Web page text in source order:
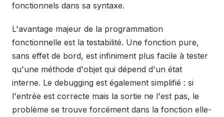
fonctionnels dans sa syntaxe.
L'avantage majeur de la programmation
fonctionnelle est la testabilité. Une fonction pure,
sans effet de bord, est infiniment plus facile à tester
qu'une méthode d'objet qui dépend d'un état
interne. Le debugging est également simplifié : si
l'entrée est correcte mais la sortie ne l'est pas, le
problème se trouve forcément dans la fonction elle-